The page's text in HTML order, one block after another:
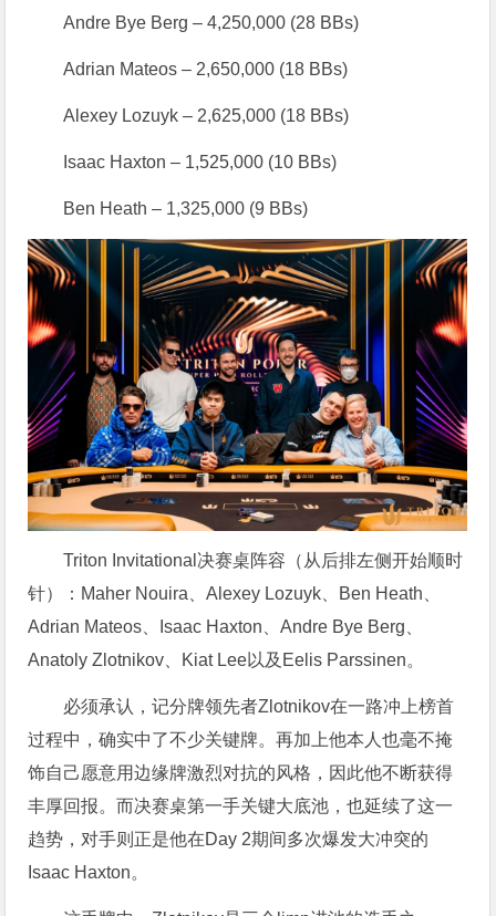
Andre Bye Berg – 4,250,000 (28 BBs)
Adrian Mateos – 2,650,000 (18 BBs)
Alexey Lozuyk – 2,625,000 (18 BBs)
Isaac Haxton – 1,525,000 (10 BBs)
Ben Heath – 1,325,000 (9 BBs)
Triton Invitational决赛桌阵容（从后排左侧开始顺时
针）：Maher Nouira、Alexey Lozuyk、Ben Heath、
Adrian Mateos、Isaac Haxton、Andre Bye Berg、
Anatoly Zlotnikov、Kiat Lee以及Eelis Parssinen。
必须承认，记分牌领先者Zlotnikov在一路冲上榜首
过程中，确实中了不少关键牌。再加上他本人也毫不掩
饰自己愿意用边缘牌激烈对抗的风格，因此他不断获得
丰厚回报。而决赛桌第一手关键大底池，也延续了这一
趋势，对手则正是他在Day 2期间多次爆发大冲突的
Isaac Haxton。